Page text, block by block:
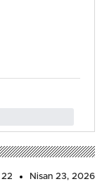
22 Nisan 23, 2026